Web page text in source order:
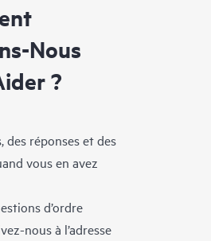
Nous
?
des réponses et des
vous en avez
d’ordre
nous à l’adresse